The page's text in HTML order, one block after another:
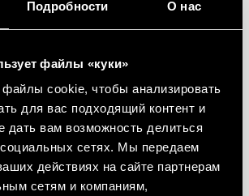
Подробности О нас
файлы «куки»
cookie, чтобы анализировать
для вас подходящий контент и
дать вам возможность делиться
сетях. Мы передаем
действиях на сайте партнерам
сетям и компаниям,
СООТВЕТСТВИЯ UKCA
- SSR Relay Interface